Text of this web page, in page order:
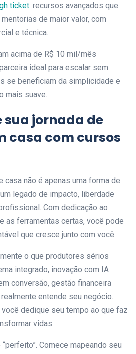
ticket: recursos avançados que
de maior valor, com
e técnica.
acima de R$ 10 mil/mês
ideal para escalar sem
se beneficiam da simplicidade e
mais suave.
sua jornada de
casa com cursos
casa não é apenas uma forma de
legado de impacto, liberdade
Com dedicação ao
as ferramentas certas, você pode
que cresce junto com você.
o que produtores sérios
integrado, inovação com IA
conversão, gestão financeira
entende seu negócio.
você dedique seu tempo ao que faz
vidas.
Comece mapeando seu